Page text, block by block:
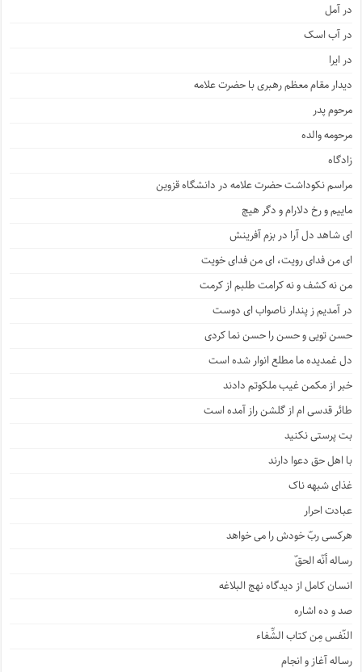
در آمل
در آب اسک
در ایرا
دیدار مقام معظم رهبری با حضرت علامه
مرحوم پدر
مرحومه والده
زادگاه
مراسم نکوداشت حضرت علامه در دانشگاه قزوین
ماییم و رخ دلارام و دگر هیچ
ای شاهد دل آرا در بزم آفرینش
ای من فدای رویت، ای من فدای خویت
من نه کشف و نه کرامت طلبم از کرمت
در آمدیم ز پندار ناصواب ای دوست
حسن تویی و حسن را حسن نما کردی
دل غمدیده ما مطلع انوار شده است
خبر از مکمن غیب ملکوتم دادند
طائر قدسی ام از گلشن راز آمده است
بت پرستی نکنید
با اهل حق دعوا دارند
غذای شبهه ناک
عبادت احرار
هرکسی ربّ خودش را می خواهد
رساله أنّه الحقّ
انسان کامل از دیدگاه نهج البلاغه
صد و ده اشاره
النّفس مِن کتاب الشِّفاء
رساله آغاز و انجام